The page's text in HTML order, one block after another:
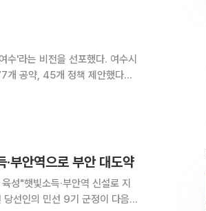
는 비전을 선포했다. 여수시
개 공약, 45개 정책 제안했다고
부안역으로 부안 대도약
성"햇빛소득·부안역 신설로 지